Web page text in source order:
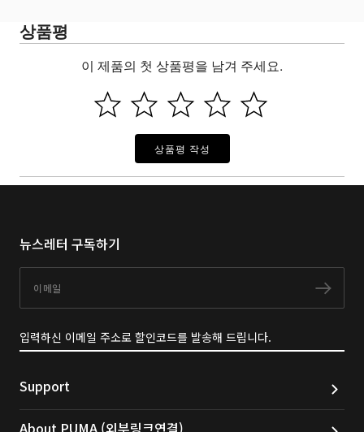
상품평
이 제품의 첫 상품평을 남겨 주세요.
상품평 작성
뉴스레터 구독하기
구독
입력하신 이메일 주소로 할인코드를 발송해 드립니다.
Support
About PUMA (외부링크연결)